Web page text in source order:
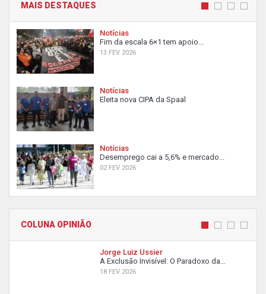
MAIS DESTAQUES
Notícias
Fim da escala 6×1 tem apoio...
13 FEV 2026
Notícias
Eleita nova CIPA da Spaal
Notícias
Desemprego cai a 5,6% e mercado...
02 FEV 2026
COLUNA OPINIÃO
Jorge Luiz Ussier
A Exclusão Invisível: O Paradoxo da...
18 FEV 2026